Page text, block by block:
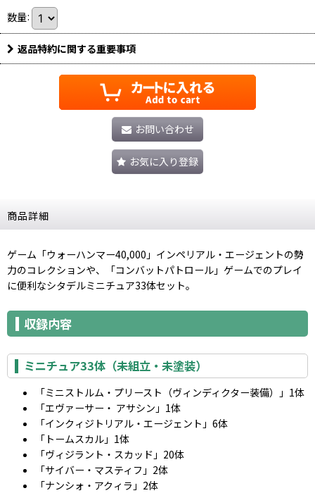
数量:
返品特約に関する重要事項
お問い合わせ
お気に入り登録
商品詳細
ゲーム「ウォーハンマー40,000」インペリアル・エージェントの勢
力のコレクションや、「コンバットパトロール」ゲームでのプレイ
に便利なシタデルミニチュア33体セット。
収録内容
ミニチュア33体（未組立・未塗装）
「ミニストルム・プリースト（ヴィンディクター装備）」1体
「エヴァーサー・ アサシン」1体
「インクィジトリアル・エージェント」6体
「トームスカル」1体
「ヴィジラント・スカッド」20体
「サイバー・マスティフ」2体
「ナンシォ・アクィラ」2体